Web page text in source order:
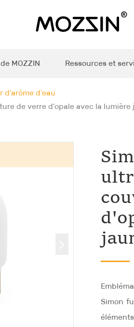
MOZZIN Ressources et
d'arôme d'eau
de verre d'opale avec la lumière
Simon